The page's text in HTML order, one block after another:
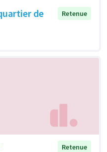
de
Retenue
Retenue